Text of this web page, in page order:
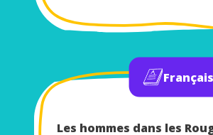
Français
Les hommes dans les